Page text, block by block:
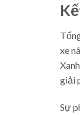
xe
giải
Sự